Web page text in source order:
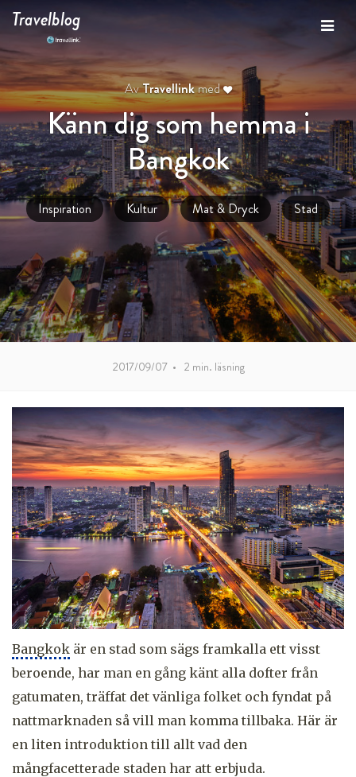
Travelblog
AvTravellinkmed
Känn dig som hemma i
Bangkok
Inspiration Kultur Mat & Dryck Stad
2017/09/07• 2 min. läsning
Bangkok är en stad som sägs framkalla ett visst
beroende, har man en gång känt alla dofter från
gatumaten, träffat det vänliga folket och fyndat på
nattmarknaden så vill man komma tillbaka. Här är
en liten introduktion till allt vad den
mångfacetterade staden har att erbjuda.